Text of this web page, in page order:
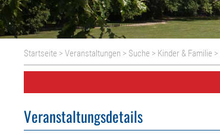
Startseite >Veranstaltungen > Suche > Kinder & Familie >
Veranstaltungsdetails